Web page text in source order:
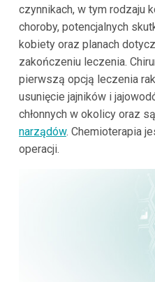
czynnikach, w tym rodzaju
choroby, potencjalnych
kobiety oraz planach
zakończeniu leczenia.
pierwszą opcją leczenia
usunięcie jajników i
chłonnych w okolicy oraz
narządów. Chemioterapia
operacji.